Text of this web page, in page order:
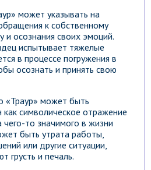
может указывать на
к собственному
и осознания своих эмоций.
испытывает тяжелые
в процессе погружения в
осознать и принять свою
«Траур» может быть
как символическое отражение
чего-то значимого в жизни
быть утрата работы,
или другие ситуации,
грусть и печаль.